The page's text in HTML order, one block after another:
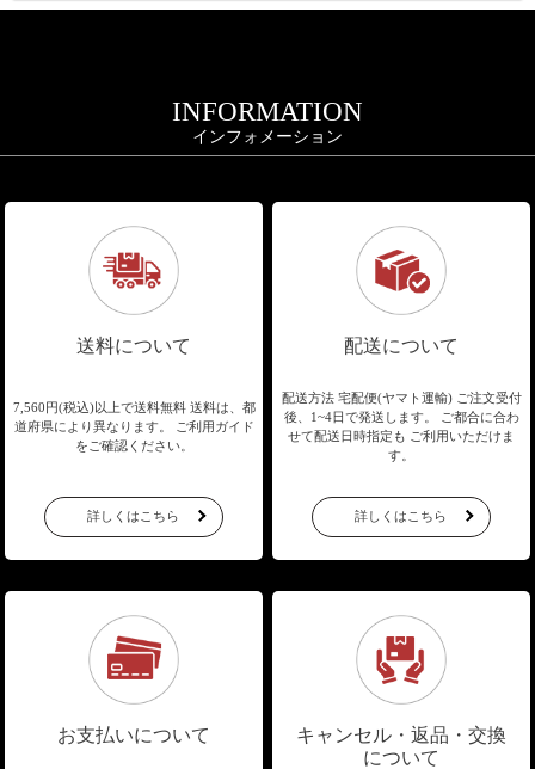
INFORMATION
インフォメーション
送料について
7,560円(税込)以上で送料無料送料は、都
道府県により異なります。
ご利用ガイド
をご確認ください。
詳しくはこちら
配送について
配送方法 宅配便(ヤマト運輸) ご注文受付
後、1~4日で発送します。
ご都合に合わ
せて配送日時指定も ご利用いただけま
す。
詳しくはこちら
お支払いについて
キャンセル・返品・交換
について